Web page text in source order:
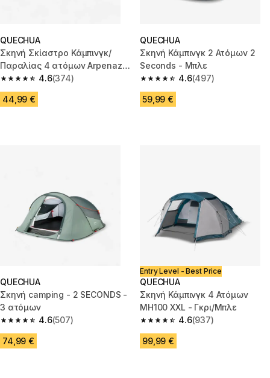
QUECHUA
Σκηνή Σκίαστρο Κάμπινγκ/
Παραλίας 4 ατόμων Arpenaz -
Πράσινο 4.6
4.6 out of 5 stars from 374 reviews
(374)
44,99 €
QUECHUA
Σκηνή Κάμπινγκ 2 Ατόμων 2
Seconds - Μπλε
4.6
4.6 out of 5 stars from 497
(497)
59,99 €
QUECHUA
Σκηνή camping - 2 SECONDS -
3 ατόμων
4.6
4.6 out of 5 stars from 507 reviews
(507)
74,99 €
Entry Level - Best Price
QUECHUA
Σκηνή Κάμπινγκ 4 Ατόμων
MH100 XXL - Γκρι/Μπλε
4.6
4.6 out of 5 stars from 937
(937)
99,99 €